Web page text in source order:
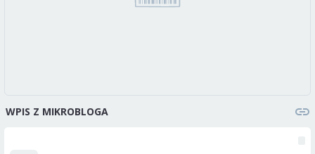
WPIS Z MIKROBLOGA